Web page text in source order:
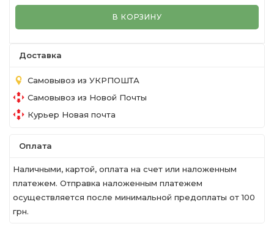
В КОРЗИНУ
Доставка
Самовывоз из УКРПОШТА
Самовывоз из Новой Почты
Курьер Новая почта
Оплата
Наличными, картой, оплата на счет или наложенным
платежем. Отправка наложенным платежем
осуществляется после минимальной предоплаты от 100
грн.